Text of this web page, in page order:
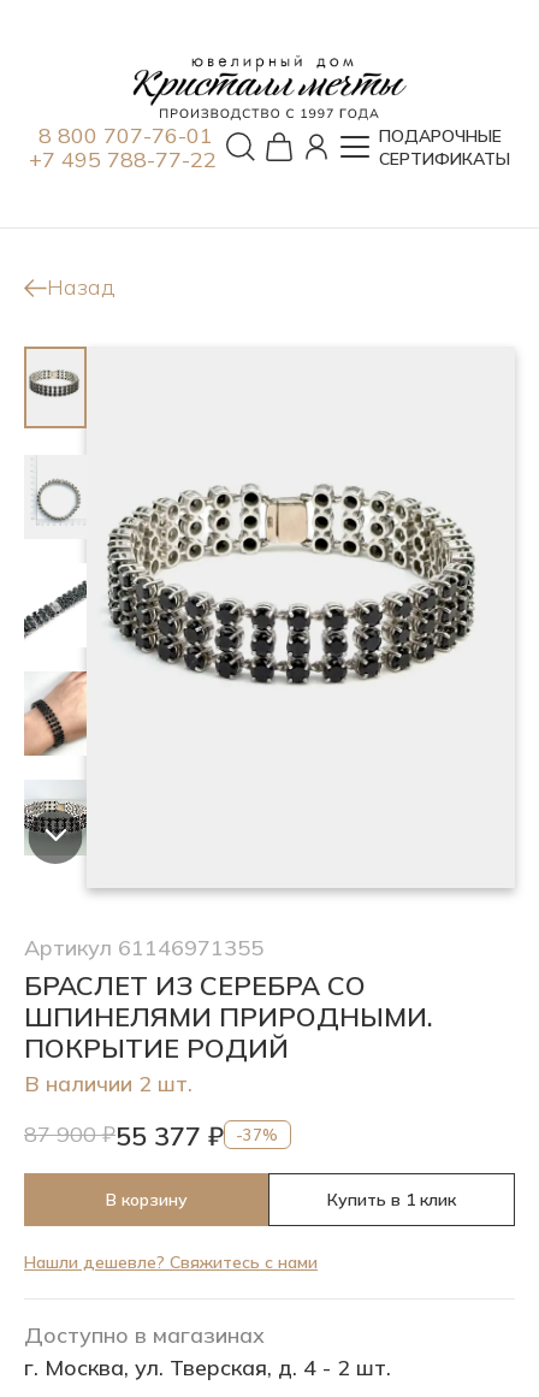
8 800 707-76-01
+7 495 788-77-22
ПОДАРОЧНЫЕ
СЕРТИФИКАТЫ
Назад
Артикул 61146971355
БРАСЛЕТ ИЗ СЕРЕБРА СО
ШПИНЕЛЯМИ ПРИРОДНЫМИ.
ПОКРЫТИЕ РОДИЙ
В наличии 2 шт.
87 900 ₽55 377 ₽ -37%
В корзину Купить в 1 клик
Нашли дешевле? Свяжитесь с нами
Доступно в магазинах
г. Москва, ул. Тверская, д. 4 - 2 шт.